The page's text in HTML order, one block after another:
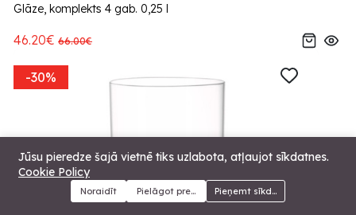
Menu Kategorijas Meklēt Grozs
Glāze, komplekts 4 gab. 0,25 l
46.20€ 66.00€
-30%
Jūsu pieredze šajā vietnē tiks uzlabota, atļaujot sīkdatnes.
Cookie Policy
Noraidīt Pielāgot preferencesPieņemt sīkdatnes